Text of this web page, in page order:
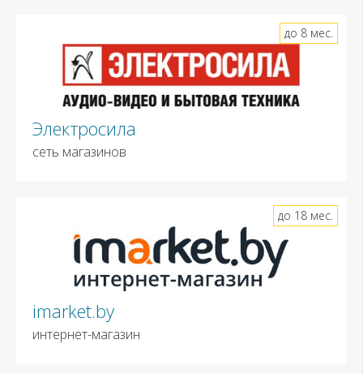
Электросила
сеть магазинов
до 8 мес.
imarket.by
интернет-магазин
до 18 мес.